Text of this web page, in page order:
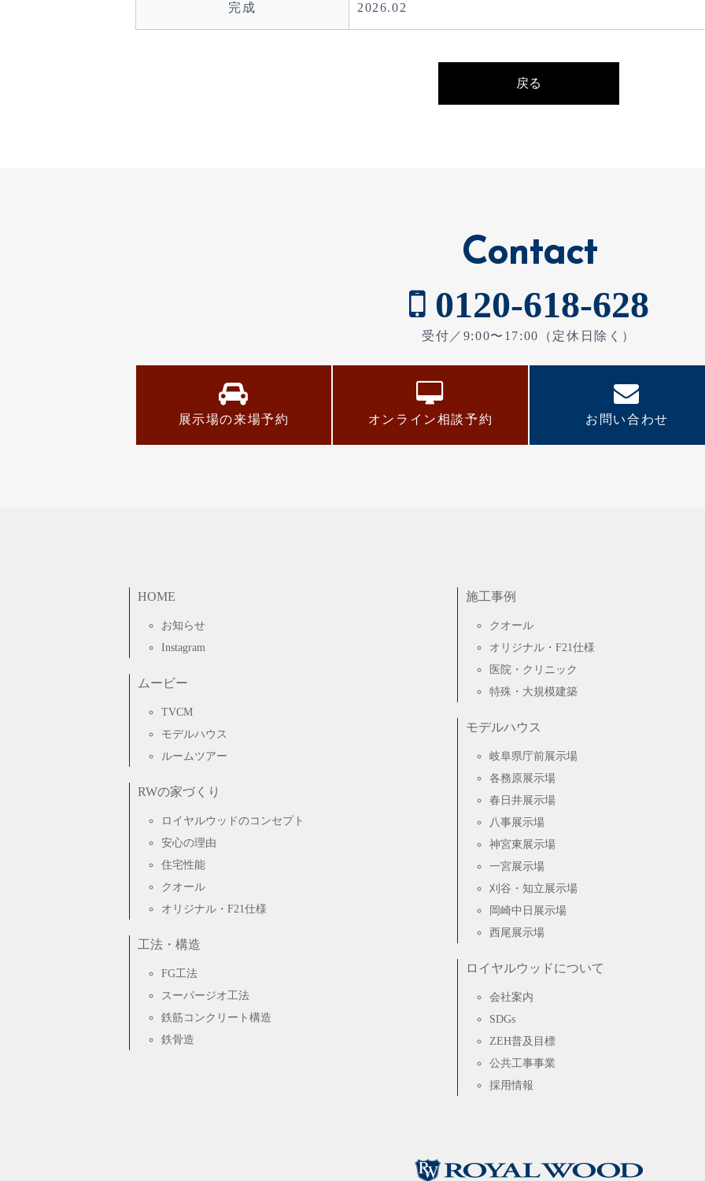
完成 2026.02
戻る
Contact
0120-618-628
受付／9:00〜17:00（定休日除く）
展示場の来場予約 オンライン相談予約 お問い合わせ
HOME
お知らせ
Instagram
ムービー
TVCM
モデルハウス
ルームツアー
RWの家づくり
ロイヤルウッドのコンセプト
安心の理由
住宅性能
クオール
オリジナル・F21仕様
工法・構造
FG工法
スーパージオ工法
鉄筋コンクリート構造
鉄骨造
施工事例
クオール
オリジナル・F21仕様
医院・クリニック
特殊・大規模建築
モデルハウス
岐阜県庁前展示場
各務原展示場
春日井展示場
八事展示場
神宮東展示場
一宮展示場
刈谷・知立展示場
岡崎中日展示場
西尾展示場
ロイヤルウッドについて
会社案内
SDGs
ZEH普及目標
公共工事事業
採用情報